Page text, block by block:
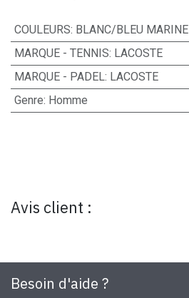
COULEURS: BLANC/BLEU MARINE
MARQUE - TENNIS: LACOSTE
MARQUE - PADEL: LACOSTE
Genre: Homme
Avis client :
Besoin d'aide ?